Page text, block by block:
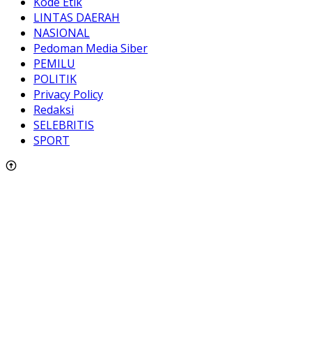
LINTAS DAERAH
NASIONAL
Pedoman Media Siber
PEMILU
POLITIK
Privacy Policy
Redaksi
SELEBRITIS
SPORT